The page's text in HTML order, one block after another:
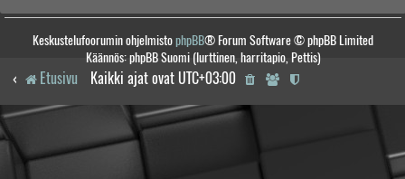
Keskustelufoorumin ohjelmistophpBB® Forum Software © phpBB Limited
Käännös: phpBB Suomi (lurttinen, harritapio, Pettis)
Etusivu Kaikki ajat ovat UTC+03:00